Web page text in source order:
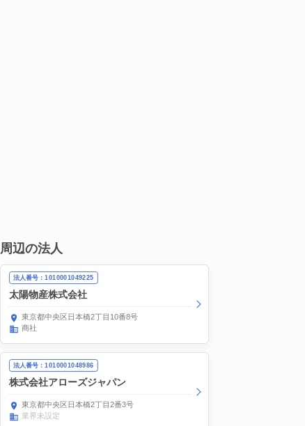
周辺の法人
法人番号：1010001049225
太陽物産株式会社
東京都中央区日本橋2丁目10番8号
商社
法人番号：1010001048986
株式会社アローズジャパン
東京都中央区日本橋2丁目2番3号
業界未設定